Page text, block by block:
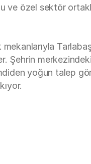
ve özel sektör
Şehrin
yoğun talep